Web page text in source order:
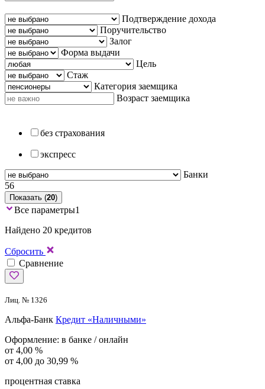
Подтверждение дохода
Поручительство
Залог
Форма выдачи
Цель
Стаж
Категория заемщика
Возраст заемщика
без страхования
экспресс
Банки
56
Показать (20)
Все параметры1
Найдено 20 кредитов
Сбросить
Сравнение
Лиц. № 1326
Альфа-Банк Кредит «Наличными»
Оформление: в банке / онлайн
от 4,00 %
от 4,00 до 30,99 %
процентная ставка